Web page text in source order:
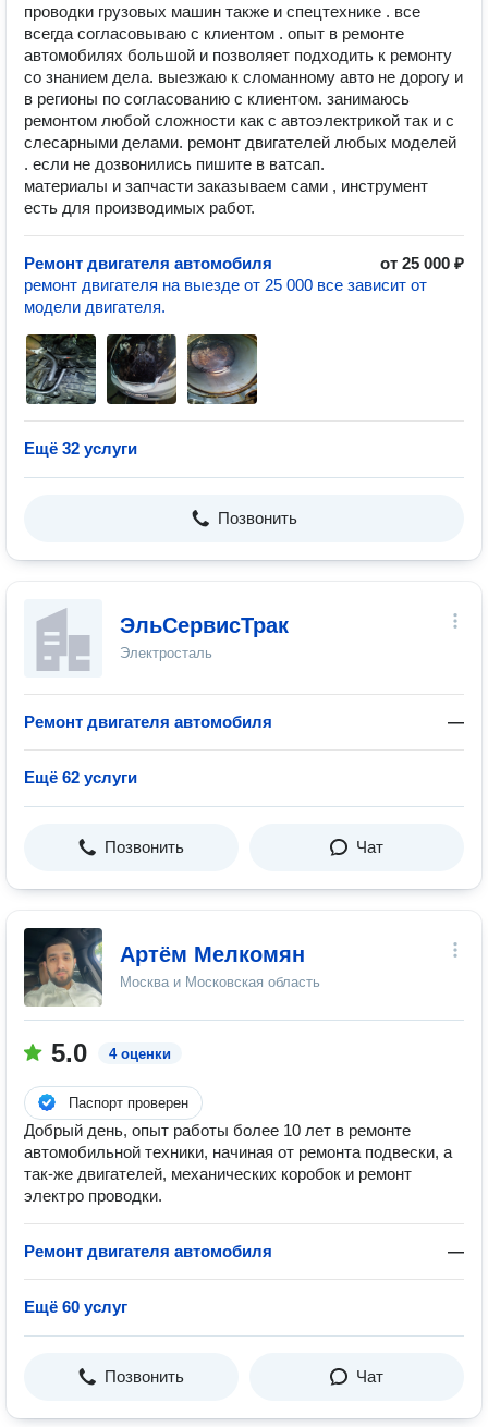
проводки грузовых машин также и спецтехнике . все
всегда согласовываю с клиентом . опыт в ремонте
автомобилях большой и позволяет подходить к ремонту
со знанием дела. выезжаю к сломанному авто не дорогу и
в регионы по согласованию с клиентом. занимаюсь
ремонтом любой сложности как с автоэлектрикой так и с
слесарными делами. ремонт двигателей любых моделей
. если не дозвонились пишите в ватсап.
материалы и запчасти заказываем сами , инструмент
есть для производимых работ.
Ремонт двигателя автомобиля
от 25 000 ₽
ремонт двигателя на выезде от 25 000 все зависит от
модели двигателя.
Ещё 32 услуги
Позвонить
ЭльСервисТрак
Электросталь
Ремонт двигателя автомобиля —
Ещё 62 услуги
Позвонить Чат
Артём Мелкомян
Москва и Московская область
5.0 4 оценки
Паспорт проверен
Добрый день, опыт работы более 10 лет в ремонте
автомобильной техники, начиная от ремонта подвески, а
так-же двигателей, механических коробок и ремонт
электро проводки.
Ремонт двигателя автомобиля —
Ещё 60 услуг
Позвонить Чат